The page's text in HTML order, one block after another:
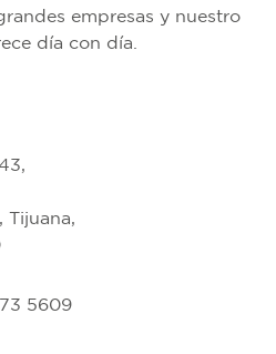
empresas y nuestro
día con día.
Tijuana,
5609